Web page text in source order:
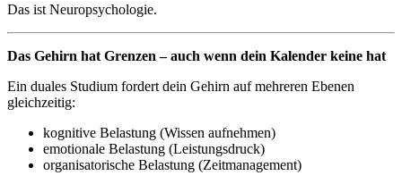
Das ist Neuropsychologie.
Das Gehirn hat Grenzen – auch wenn dein Kalender keine hat
Ein duales Studium fordert dein Gehirn auf mehreren Ebenen
gleichzeitig:
kognitive Belastung (Wissen aufnehmen)
emotionale Belastung (Leistungsdruck)
organisatorische Belastung (Zeitmanagement)